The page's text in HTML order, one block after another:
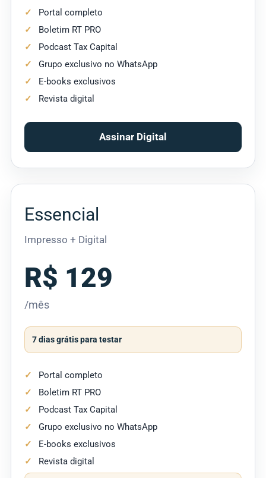
Portal completo
Boletim RT PRO
Podcast Tax Capital
Grupo exclusivo no WhatsApp
E-books exclusivos
Revista digital
Assinar Digital
Essencial
Impresso + Digital
R$ 129
/mês
7 dias grátis para testar
Portal completo
Boletim RT PRO
Podcast Tax Capital
Grupo exclusivo no WhatsApp
E-books exclusivos
Revista digital